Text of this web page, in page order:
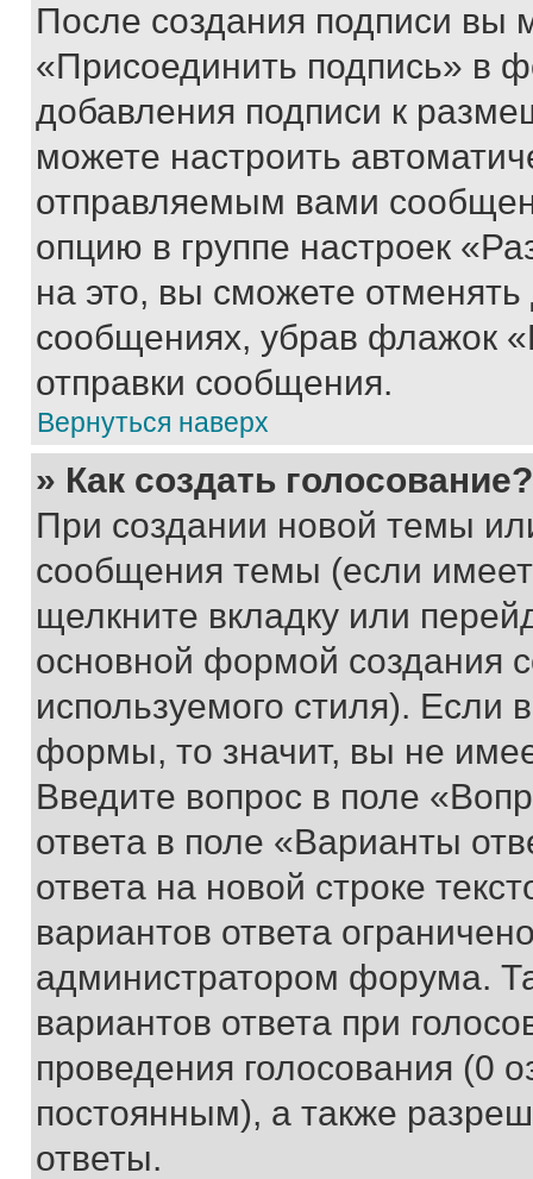
После создания подписи вы
«Присоединить подпись» в
добавления подписи к
можете настроить
отправляемым вами
опцию в группе настроек
на это, вы сможете
сообщениях, убрав флажок
отправки сообщения.
Вернуться наверх
» Как создать голосование?
При создании новой темы
сообщения темы (если
щелкните вкладку или
основной формой создания
используемого стиля). Если
формы, то значит, вы не
Введите вопрос в поле
ответа в поле «Варианты
ответа на новой строке
вариантов ответа
администратором форума.
вариантов ответа при
проведения голосования (0
постоянным), а также
ответы.